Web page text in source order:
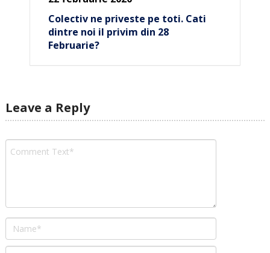
Colectiv ne priveste pe toti. Cati
dintre noi il privim din 28
Februarie?
Leave a Reply